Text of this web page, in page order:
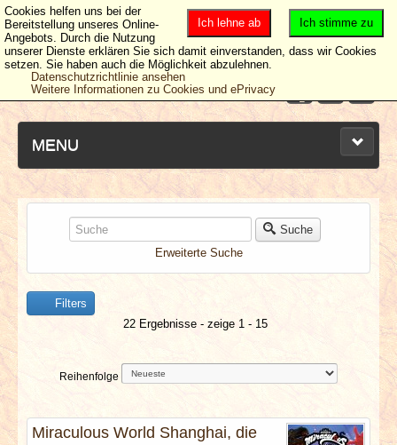
MENU
NEUESTE ARTIKEL
NEWS & DATES
BERICHTE
VERLOSUNGEN
Suche
Erweiterte Suche
Filters
22 Ergebnisse - zeige 1 - 15
Reihenfolge
Miraculous World Shanghai, die
Ich stimme zu
Ich lehne ab
Cookies helfen uns bei der
Bereitstellung unseres Online-
Angebots. Durch die Nutzung
unserer Dienste erklären Sie sich damit einverstanden, dass wir Cookies
setzen. Sie haben auch die Möglichkeit abzulehnen.
Datenschutzrichtlinie ansehen
Weitere Informationen zu Cookies und ePrivacy